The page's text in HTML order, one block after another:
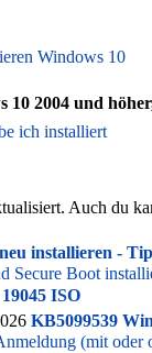
Windows 10
2004 und
ich installiert
Auch du
installieren -
Secure Boot
ISO
KB5099539
(mit oder